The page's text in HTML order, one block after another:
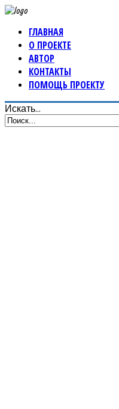
ГЛАВНАЯ
О ПРОЕКТЕ
АВТОР
КОНТАКТЫ
ПОМОЩЬ ПРОЕКТУ
Искать...